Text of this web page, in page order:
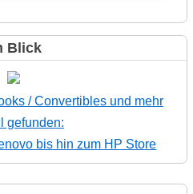
Blick
/ Convertibles und mehr
gefunden:
bis hin zum HP Store